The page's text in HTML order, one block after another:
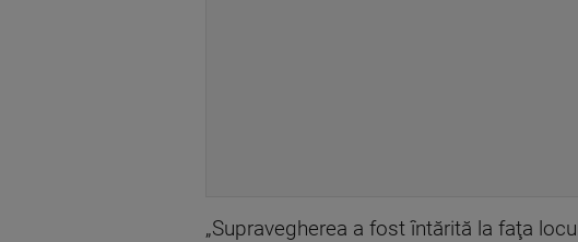
„Supravegherea a fost întărită la faţa